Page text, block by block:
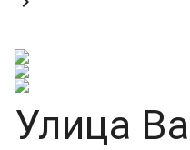
Улица